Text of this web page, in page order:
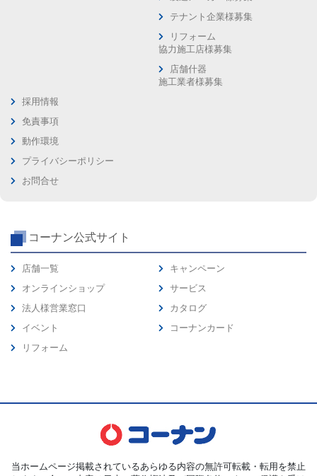
テナント企業様募集
リフォーム
協力施工店様募集
店舗什器
施工業者様募集
採用情報
免責事項
動作環境
プライバシーポリシー
お問合せ
コーナン公式サイト
店舗一覧
オンラインショップ
法人様営業窓口
イベント
リフォーム
キャンペーン
サービス
カタログ
コーナンカード
当ホームページ掲載されているあらゆる内容の無許可転載・転用を禁止